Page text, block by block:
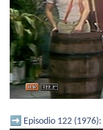
➡️ Episodio 122 (1976):